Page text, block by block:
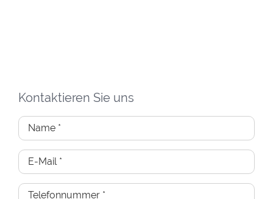
Kontaktieren Sie uns